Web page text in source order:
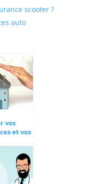
scooter ?
auto
vos
et vos